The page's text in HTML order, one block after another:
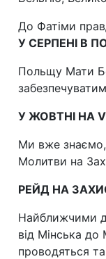
До Фатіми
У СЕРПЕНІ В
Польщу Мати
У ЖОВТНІ НА
Ми вже знаємо,
Молитви на
РЕЙД НА
Найближчими
від Мінська до
проводяться